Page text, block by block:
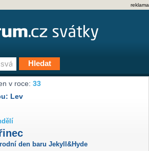
reklama
v roce:33
Lev
den baru Jekyll&Hyde